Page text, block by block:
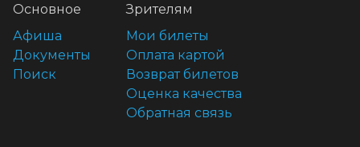
Основное
Афиша
Документы
Поиск
Зрителям
Мои билеты
Оплата картой
Возврат билетов
Оценка качества
Обратная связь